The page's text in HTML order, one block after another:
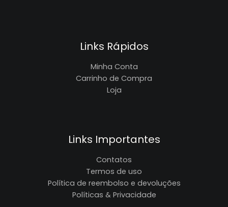
Links Rápidos
Minha Conta
Carrinho de Compra
Loja
Links Importantes
Contatos
Termos de uso
Política de reembolso e devoluções
Políticas & Privacidade